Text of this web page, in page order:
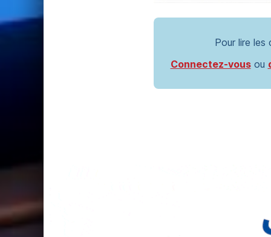
Pour lire
Connectez-vousou